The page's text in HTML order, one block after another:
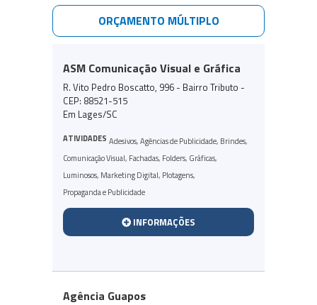
ORÇAMENTO MÚLTIPLO
ASM Comunicação Visual e Gráfica
R. Vito Pedro Boscatto, 996 - Bairro Tributo -
CEP: 88521-515
Em Lages/SC
ATIVIDADES Adesivos,Agências de Publicidade, Brindes,
Comunicação Visual, Fachadas, Folders, Gráficas,
Luminosos, Marketing Digital, Plotagens,
Propaganda e Publicidade
INFORMAÇÕES
Agência Guapos